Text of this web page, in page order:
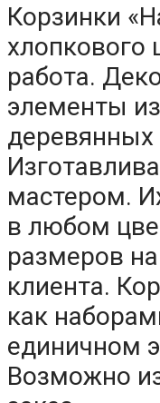
Корзинки
хлопкового
работа.
элементы
деревянных
мастером.
в любом
размеров
клиента.
как
единичном
Возможно